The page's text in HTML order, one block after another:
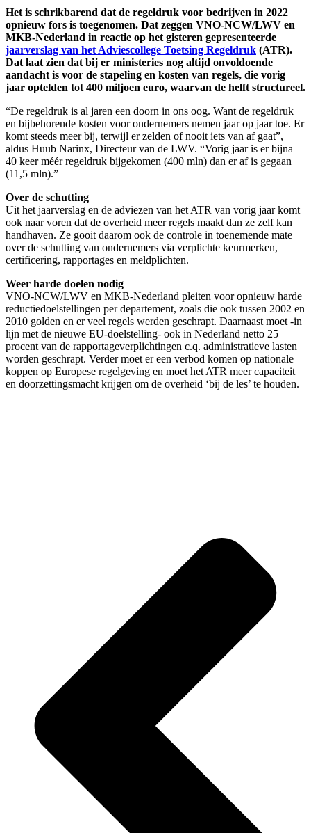
Het is schrikbarend dat de regeldruk voor bedrijven in 2022
opnieuw fors is toegenomen. Dat zeggen VNO-NCW/LWV en
MKB-Nederland in reactie op het gisteren gepresenteerde
jaarverslag van het Adviescollege Toetsing Regeldruk (ATR).
Dat laat zien dat bij er ministeries nog altijd onvoldoende
aandacht is voor de stapeling en kosten van regels, die vorig
jaar optelden tot 400 miljoen euro, waarvan de helft structureel.
“De regeldruk is al jaren een doorn in ons oog. Want de regeldruk
en bijbehorende kosten voor ondernemers nemen jaar op jaar toe. Er
komt steeds meer bij, terwijl er zelden of nooit iets van af gaat”,
aldus Huub Narinx, Directeur van de LWV. “Vorig jaar is er bijna
40 keer méér regeldruk bijgekomen (400 mln) dan er af is gegaan
(11,5 mln).”
Over de schutting
Uit het jaarverslag en de adviezen van het ATR van vorig jaar komt
ook naar voren dat de overheid meer regels maakt dan ze zelf kan
handhaven. Ze gooit daarom ook de controle in toenemende mate
over de schutting van ondernemers via verplichte keurmerken,
certificering, rapportages en meldplichten.
Weer harde doelen nodig
VNO-NCW/LWV en MKB-Nederland pleiten voor opnieuw harde
reductiedoelstellingen per departement, zoals die ook tussen 2002 en
2010 golden en er veel regels werden geschrapt. Daarnaast moet -in
lijn met de nieuwe EU-doelstelling- ook in Nederland netto 25
procent van de rapportageverplichtingen c.q. administratieve lasten
worden geschrapt. Verder moet er een verbod komen op nationale
koppen op Europese regelgeving en moet het ATR meer capaciteit
en doorzettingsmacht krijgen om de overheid ‘bij de les’ te houden.